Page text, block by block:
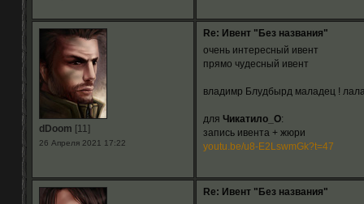
dDoom [11]
26 Апреля 2021 17:22
Re: Ивент "Без названия"
очень интересный ивент
прямо чудесный ивент
владимр Блудбырд маладец !
для Чикатило_О:
запись ивента + жюри
youtu.be/u8-E2LswmGk?t=47
Re: Ивент "Без названия"